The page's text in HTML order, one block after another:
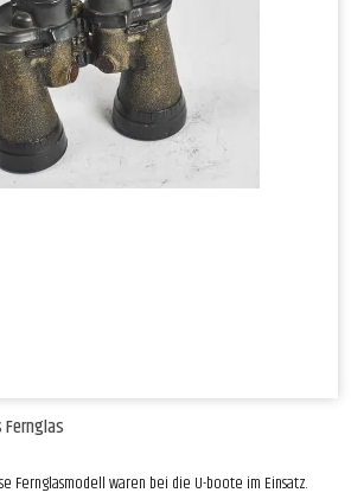
Fernglasmodell waren bei die U-boote im Einsatz.